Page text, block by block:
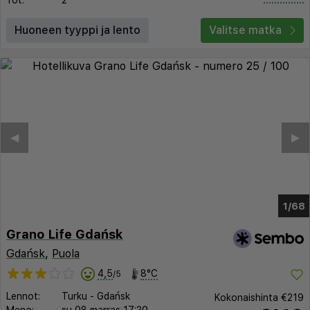
Huoneen tyyppi ja lento Valitse matka
1/60
▶︎
◀︎
Grano Life Gdańsk
Gdańsk, Puola
4,5/5 8°C
Lennot: Turku - Gdańsk
Kokonaishinta €219